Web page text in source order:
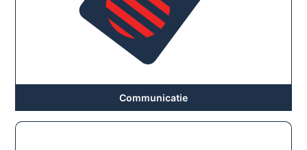
Communicatie